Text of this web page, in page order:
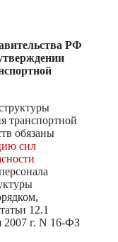
РФ
транспортной
обязаны
сил
12.1
2007 г. N 16-ФЗ